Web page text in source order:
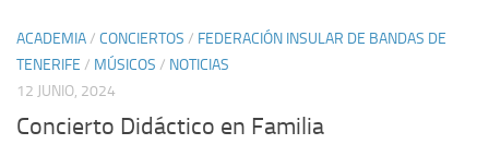
ACADEMIA/ CONCIERTOS / FEDERACIÓN INSULAR DE BANDAS DE
TENERIFE / MÚSICOS / NOTICIAS
12 JUNIO, 2024
Concierto Didáctico en Familia